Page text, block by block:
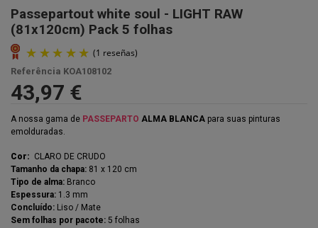
Passepartout white soul - LIGHT RAW
(81x120cm) Pack 5 folhas
Referência KOA108102
43,97 €
A nossa gama de PASSEPARTO ALMA BLANCA para suas pinturas
emolduradas.
Cor: CLARO DE CRUDO
Tamanho da chapa: 81 x 120 cm
Tipo de alma: Branco
Espessura: 1.3 mm
Concluído: Liso / Mate
Sem folhas por pacote: 5 folhas